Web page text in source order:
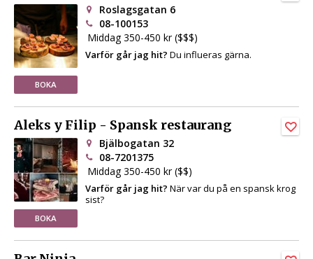
BOKA
Roslagsgatan 6
08-100153
Middag 350-450 kr ($$$)
Varför går jag hit? Du influeras gärna.
Aleks y Filip - Spansk restaurang
BOKA
Bjälbogatan 32
08-7201375
Middag 350-450 kr ($$)
Varför går jag hit? När var du på en spansk krog
sist?